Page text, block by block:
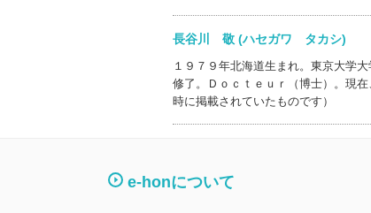
長谷川 敬 (ハセガワ タカシ)
１９７９年北海道生まれ。東京大学
修了。Ｄｏｃｔｅｕｒ（博士）。現
時に掲載されていたものです）
e-honについて